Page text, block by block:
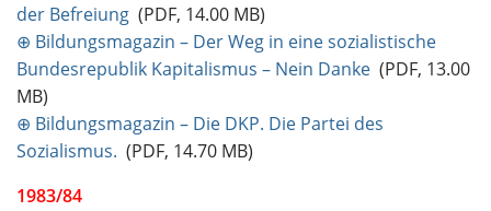
der Befreiung (PDF, 14.00 MB)
⊕ Bildungsmagazin – Der Weg in eine sozialistische
Bundesrepublik Kapitalismus – Nein Danke (PDF, 13.00
MB)
⊕ Bildungsmagazin – Die DKP. Die Partei des
Sozialismus. (PDF, 14.70 MB)
1983/84